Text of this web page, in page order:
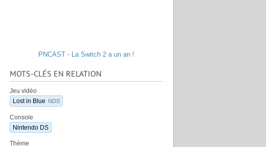
PNCAST - La Switch 2 a un an !
MOTS-CLÉS EN RELATION
Jeu vidéo
Lost in Blue NDS
Console
Nintendo DS
Thème